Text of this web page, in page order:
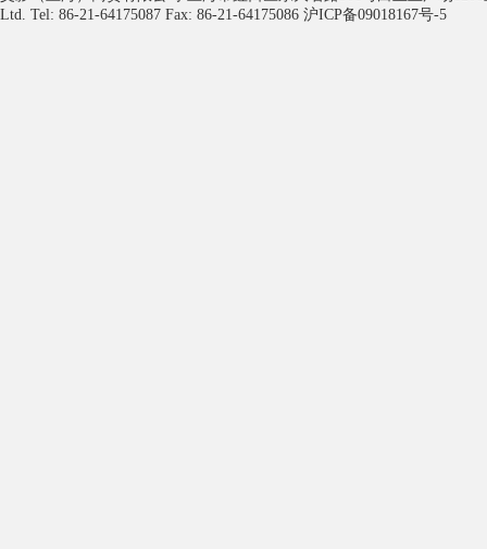
Ltd. Tel: 86-21-64175087 Fax: 86-21-64175086 沪ICP备09018167号-5